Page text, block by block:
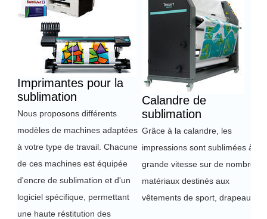
Imprimantes pour la
sublimation
Nous proposons différents
modèles de machines adaptées
à votre type de travail. Chacune
de ces machines est équipée
d'encre de sublimation et d'un
logiciel spécifique, permettant
une haute réstitution des
Calandre de
sublimation
Grâce à la calandre, les
impressions sont sublimées à
grande vitesse sur de nombreux
matériaux destinés aux
vêtements de sport, drapeaux...